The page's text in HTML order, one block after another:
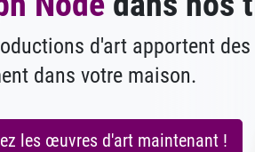
d'art apportent
dans votre maison.
les œuvres d'art maintenant !